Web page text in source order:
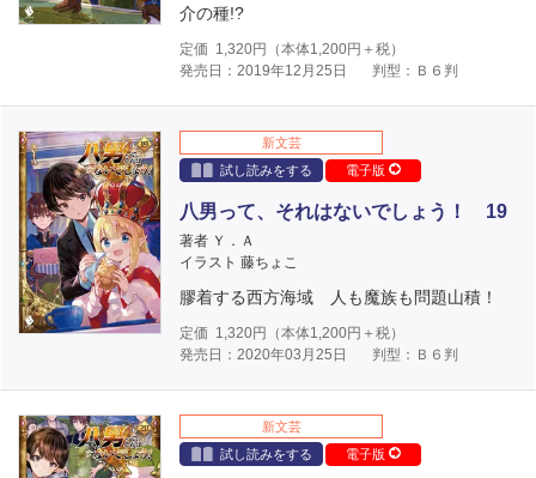
介の種!?
定価 1,320円（本体1,200円＋税）
発売日：2019年12月25日
判型：Ｂ６判
新文芸
試し読みをする
電子版
八男って、それはないでしょう！ 19
著者 Ｙ．Ａ
イラスト 藤ちょこ
膠着する西方海域 人も魔族も問題山積！
定価 1,320円（本体1,200円＋税）
発売日：2020年03月25日
判型：Ｂ６判
新文芸
試し読みをする
電子版